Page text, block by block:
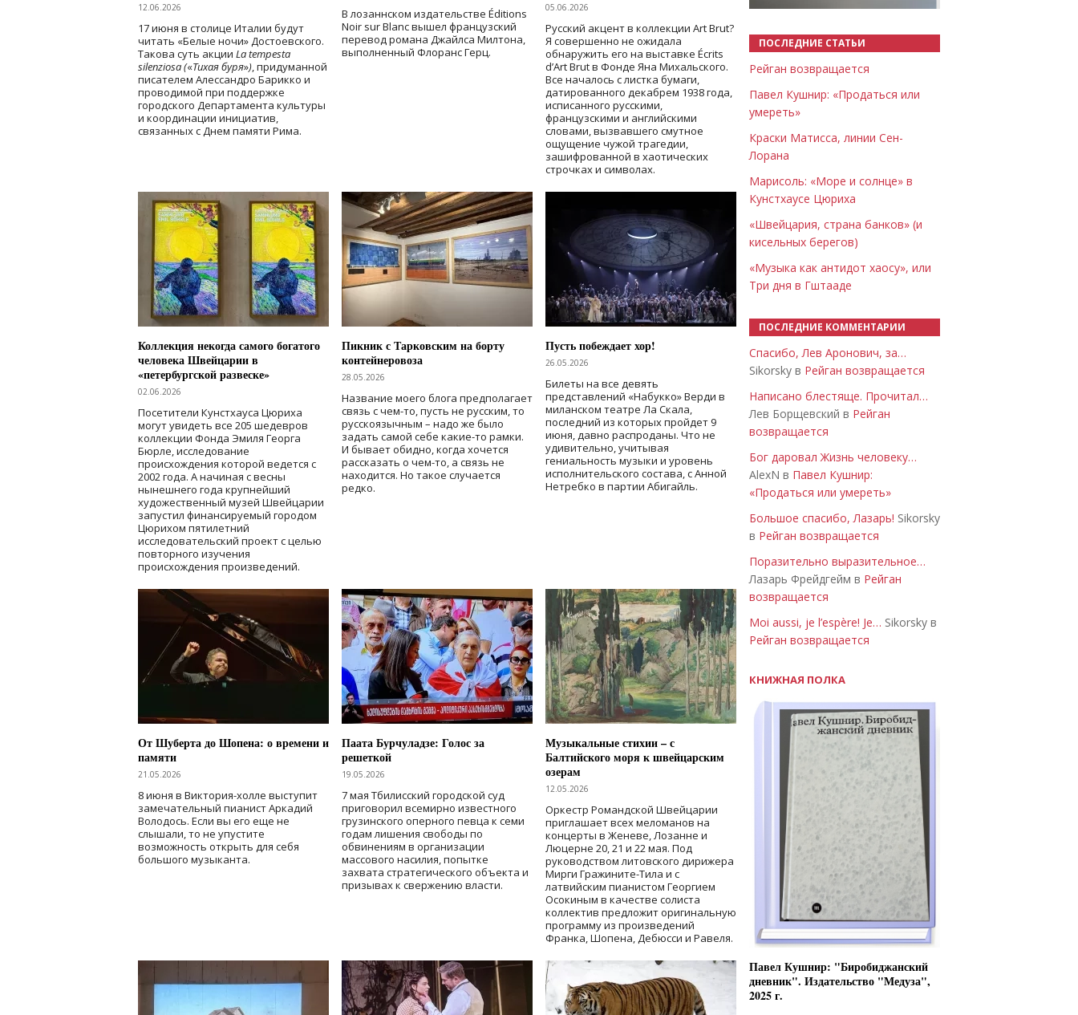
12.06.2026
17 июня в столице Италии будут
читать «Белые ночи» Достоевского.
Такова суть акции La tempesta
silenziosa («Тихая буря»), придуманной
писателем Алессандро Барикко и
проводимой при поддержке
городского Департамента культуры
и координации инициатив,
связанных с Днем памяти Рима.
В лозаннском издательстве Éditions
Noir sur Blanc вышел французский
перевод романа Джайлса Милтона,
выполненный Флоранс Герц.
05.06.2026
Русский акцент в коллекции Art Brut?
Я совершенно не ожидала
обнаружить его на выставке Écrits
d’Art Brut в Фонде Яна Михальского.
Все началось с листка бумаги,
датированного декабрем 1938 года,
исписанного русскими,
французскими и английскими
словами, вызвавшего смутное
ощущение чужой трагедии,
зашифрованной в хаотических
строчках и символах.
Коллекция некогда самого богатого
человека Швейцарии в
«петербургской развеске»
02.06.2026
Посетители Кунстхауса Цюриха
могут увидеть все 205 шедевров
коллекции Фонда Эмиля Георга
Бюрле, исследование
происхождения которой ведется с
2002 года. А начиная с весны
нынешнего года крупнейший
художественный музей Швейцарии
запустил финансируемый городом
Цюрихом пятилетний
исследовательский проект с целью
повторного изучения
происхождения произведений.
Пикник с Тарковским на борту
контейнеровоза
28.05.2026
Название моего блога предполагает
связь с чем-то, пусть не русским, то
русскоязычным – надо же было
задать самой себе какие-то рамки.
И бывает обидно, когда хочется
рассказать о чем-то, а связь не
находится. Но такое случается
редко.
Пусть побеждает хор!
26.05.2026
Билеты на все девять
представлений «Набукко» Верди в
миланском театре Ла Скала,
последний из которых пройдет 9
июня, давно распроданы. Что не
удивительно, учитывая
гениальность музыки и уровень
исполнительского состава, с Анной
Нетребко в партии Абигайль.
От Шуберта до Шопена: о времени и
памяти
21.05.2026
8 июня в Виктория-холле выступит
замечательный пианист Аркадий
Володось. Если вы его еще не
слышали, то не упустите
возможность открыть для себя
большого музыканта.
Паата Бурчуладзе: Голос за
решеткой
19.05.2026
7 мая Тбилисский городской суд
приговорил всемирно известного
грузинского оперного певца к семи
годам лишения свободы по
обвинениям в организации
массового насилия, попытке
захвата стратегического объекта и
призывах к свержению власти.
Музыкальные стихии – с
Балтийского моря к швейцарским
озерам
12.05.2026
Оркестр Романдской Швейцарии
приглашает всех меломанов на
концерты в Женеве, Лозанне и
Люцерне 20, 21 и 22 мая. Под
руководством литовского дирижера
Мирги Гражините-Тила и с
латвийским пианистом Георгием
Осокиным в качестве солиста
коллектив предложит оригинальную
программу из произведений
Франка, Шопена, Дебюсси и Равеля.
ПОСЛЕДНИЕ СТАТЬИ
Рейган возвращается
Павел Кушнир: «Продаться или
умереть»
Краски Матисса, линии Сен-
Лорана
Марисоль: «Море и солнце» в
Кунстхаусе Цюриха
«Швейцария, страна банков» (и
кисельных берегов)
«Музыка как антидот хаосу», или
Три дня в Гштааде
ПОСЛЕДНИЕ КОММЕНТАРИИ
Спасибо, Лев Аронович, за…
Sikorsky в Рейган возвращается
Написано блестяще. Прочитал…
Лев Борщевский в Рейган
возвращается
Бог даровал Жизнь человеку…
AlexN в Павел Кушнир:
«Продаться или умереть»
Большое спасибо, Лазарь! Sikorsky
в Рейган возвращается
Поразительно выразительное…
Лазарь Фрейдгейм в Рейган
возвращается
Moi aussi, je l’espère! Je… Sikorsky в
Рейган возвращается
КНИЖНАЯ ПОЛКА
Павел Кушнир: "Биробиджанский
дневник". Издательство "Медуза",
2025 г.